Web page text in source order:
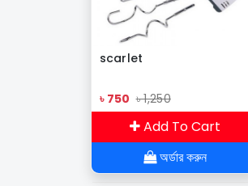
scarlet
৳ 750 ৳ 1,250
Add To Cart
অর্ডার করুন